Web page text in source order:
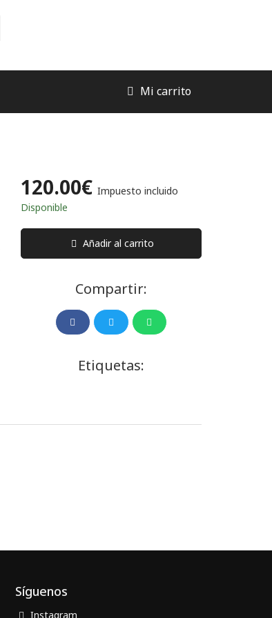
Mi carrito
120.00€ Impuesto incluido
Disponible
Añadir al carrito
Compartir:
Etiquetas:
Síguenos
Instagram